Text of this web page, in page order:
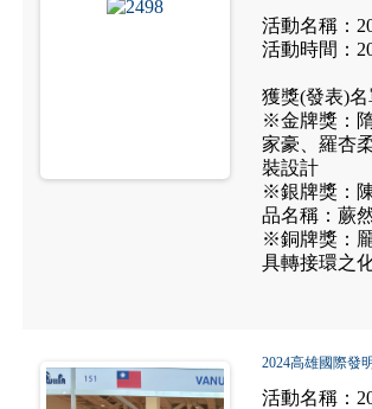
活動名稱：
活動時間：
獲獎(發表)
※金牌獎：
家豪、羅杏
裝設計
※銀牌獎：
品名稱：蕨
※銅牌獎：
具轉接環之
2024高雄國際發
活動名稱：